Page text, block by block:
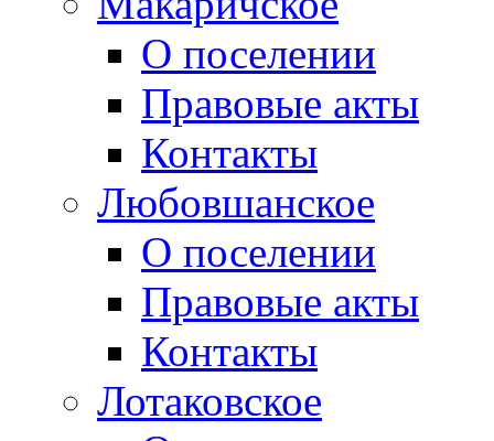
О поселении
Правовые акты
Контакты
Любовшанское
О поселении
Правовые акты
Контакты
Лотаковское